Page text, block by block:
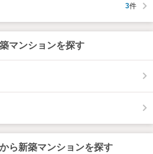
3件
マンションを探す
ら新築マンションを探す